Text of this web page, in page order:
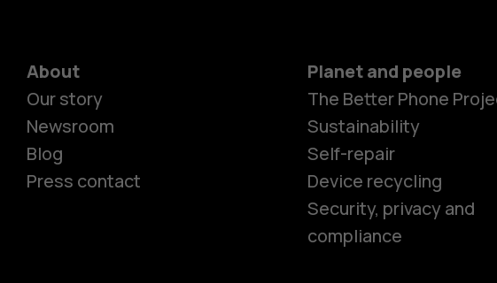
About
Our story
Newsroom
Blog
Press contact
Planet and people
The Better Phone
Sustainability
Self-repair
Device recycling
Security, privacy and
compliance